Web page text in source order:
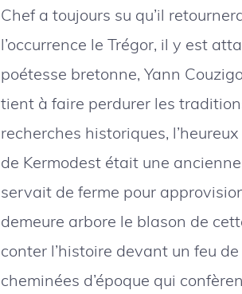
Chef a toujours su qu’il
l’occurrence le Trégor, il y est
poétesse bretonne, Yann
tient à faire perdurer les
recherches historiques,
de Kermodest était une
servait de ferme pour
demeure arbore le blason de
conter l’histoire devant un feu
cheminées d’époque qui